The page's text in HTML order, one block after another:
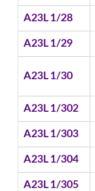
A23L 1/28
A23L 1/29
A23L 1/30
A23L 1/302
A23L 1/303
A23L 1/304
A23L 1/305